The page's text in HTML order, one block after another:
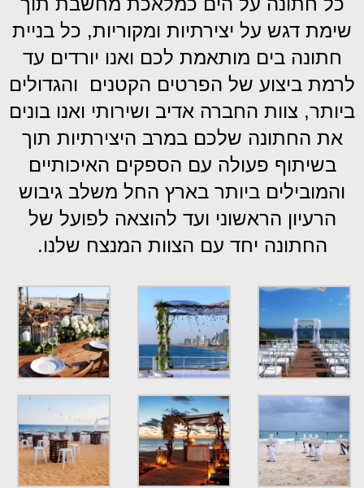
שימת דגש על יצירתיות ומקוריות, כל בניית
חתונה בים מותאמת לכם ואנו יורדים עד
לרמת ביצוע של הפרטים הקטנים והגדולים
ביותר, צוות החברה אדיב ושירותי ואנו בונים
את החתונה שלכם במרב היצירתיות תוך
בשיתוף פעולה עם הספקים האיכותיים
והמובילים ביותר בארץ החל משלב גיבוש
הרעיון הראשוני ועד להוצאה לפועל של
החתונה יחד עם הצוות המנצח שלנו.